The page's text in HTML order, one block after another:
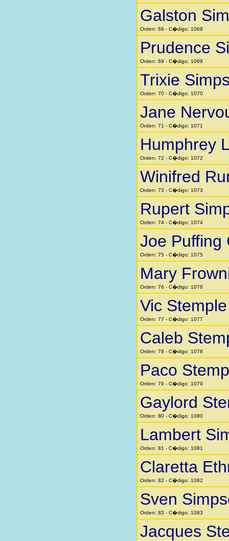
Galston
Orden: 68 - C�digo: 1068
Prudence
Orden: 69 - C�digo: 1069
Trixie
Orden: 70 - C�digo: 1070
Jane
Orden: 71 - C�digo: 1071
Humphrey
Orden: 72 - C�digo: 1072
Winifred
Orden: 73 - C�digo: 1073
Rupert
Orden: 74 - C�digo: 1074
Joe Puffing
Orden: 75 - C�digo: 1075
Mary
Orden: 76 - C�digo: 1076
Vic Stemple
Orden: 77 - C�digo: 1077
Caleb
Orden: 78 - C�digo: 1078
Paco
Orden: 79 - C�digo: 1079
Gaylord
Orden: 80 - C�digo: 1080
Lambert
Orden: 81 - C�digo: 1081
Claretta
Orden: 82 - C�digo: 1082
Sven
Orden: 83 - C�digo: 1083
Jacques